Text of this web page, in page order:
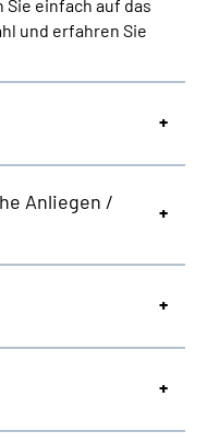
Sie einfach auf das
und erfahren Sie
Anliegen /